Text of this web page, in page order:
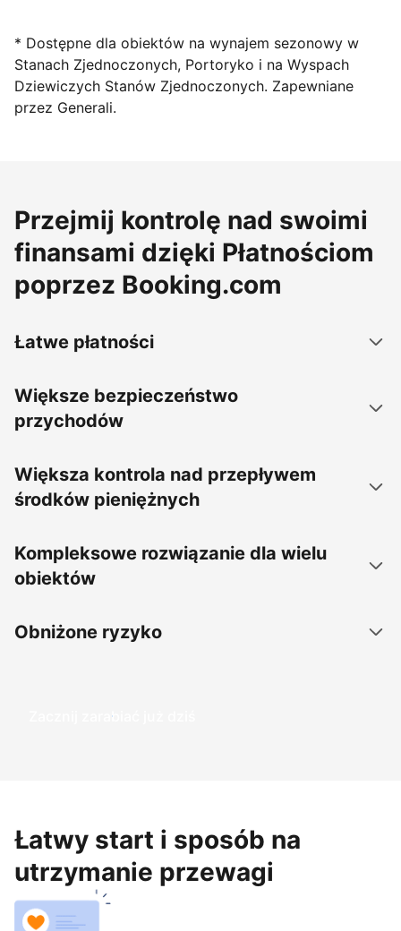
* Dostępne dla obiektów na wynajem sezonowy w
Stanach Zjednoczonych, Portoryko i na Wyspach
Dziewiczych Stanów Zjednoczonych. Zapewniane
przez Generali.
Przejmij kontrolę nad swoimi
finansami dzięki Płatnościom
poprzez Booking.com
Łatwe płatności
Większe bezpieczeństwo
przychodów
Większa kontrola nad przepływem
środków pieniężnych
Kompleksowe rozwiązanie dla wielu
obiektów
Obniżone ryzyko
Zacznij zarabiać już dziś
Łatwy start i sposób na
utrzymanie przewagi